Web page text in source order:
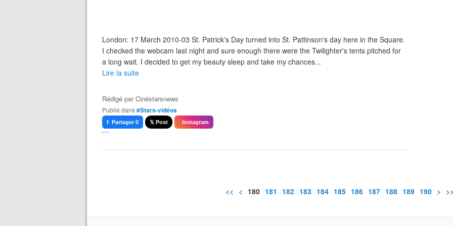
London: 17 March 2010-03 St. Patrick's Day turned into St. Pattinson's day here in the Square.
I checked the webcam last night and sure enough there were the Twilighter's tents pitched for
a long wait. I decided to get my beauty sleep and take my chances...
Lire la suite
Rédigé parCinéstarsnews
Publié dans#Stars-vidéos
f Partager 0 𝕏 Post Instagram
```
<< < 100
110
120
130
140
150
160
170
180 181 182 183 184 185 186 187 188 189 190 200
>